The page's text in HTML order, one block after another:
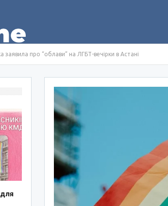
заявила про “облави” на ЛГБТ-вечірки в Астані